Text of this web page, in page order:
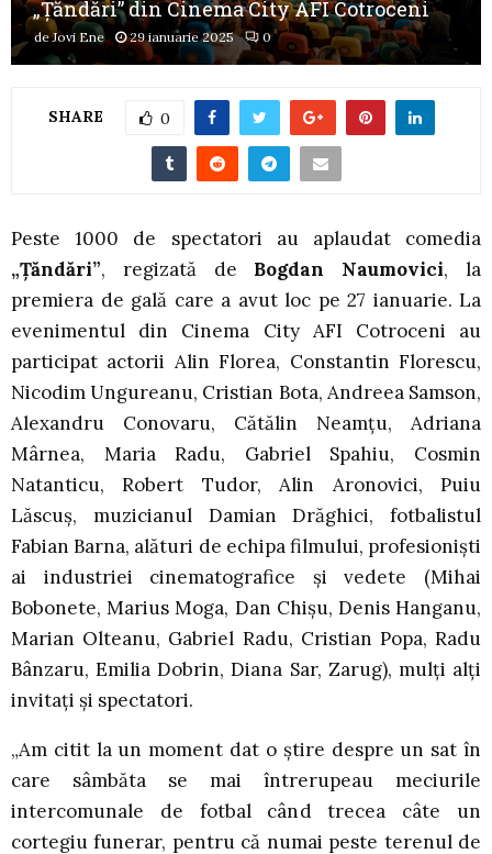
„Țăndări” din Cinema City AFI Cotroceni
deJovi Ene 29 ianuarie 2025 0
SHARE 0
Peste 1000 de spectatori au aplaudat comedia
„Țăndări”, regizată de Bogdan Naumovici, la
premiera de gală care a avut loc pe 27 ianuarie. La
evenimentul din Cinema City AFI Cotroceni au
participat actorii Alin Florea, Constantin Florescu,
Nicodim Ungureanu, Cristian Bota, Andreea Samson,
Alexandru Conovaru, Cătălin Neamțu, Adriana
Mârnea, Maria Radu, Gabriel Spahiu, Cosmin
Natanticu, Robert Tudor, Alin Aronovici, Puiu
Lăscuș, muzicianul Damian Drăghici, fotbalistul
Fabian Barna, alături de echipa filmului, profesioniști
ai industriei cinematografice și vedete (Mihai
Bobonete, Marius Moga, Dan Chișu, Denis Hanganu,
Marian Olteanu, Gabriel Radu, Cristian Popa, Radu
Bânzaru, Emilia Dobrin, Diana Sar, Zarug), mulți alți
invitați și spectatori.
„Am citit la un moment dat o știre despre un sat în
care sâmbăta se mai întrerupeau meciurile
intercomunale de fotbal când trecea câte un
cortegiu funerar, pentru că numai peste terenul de